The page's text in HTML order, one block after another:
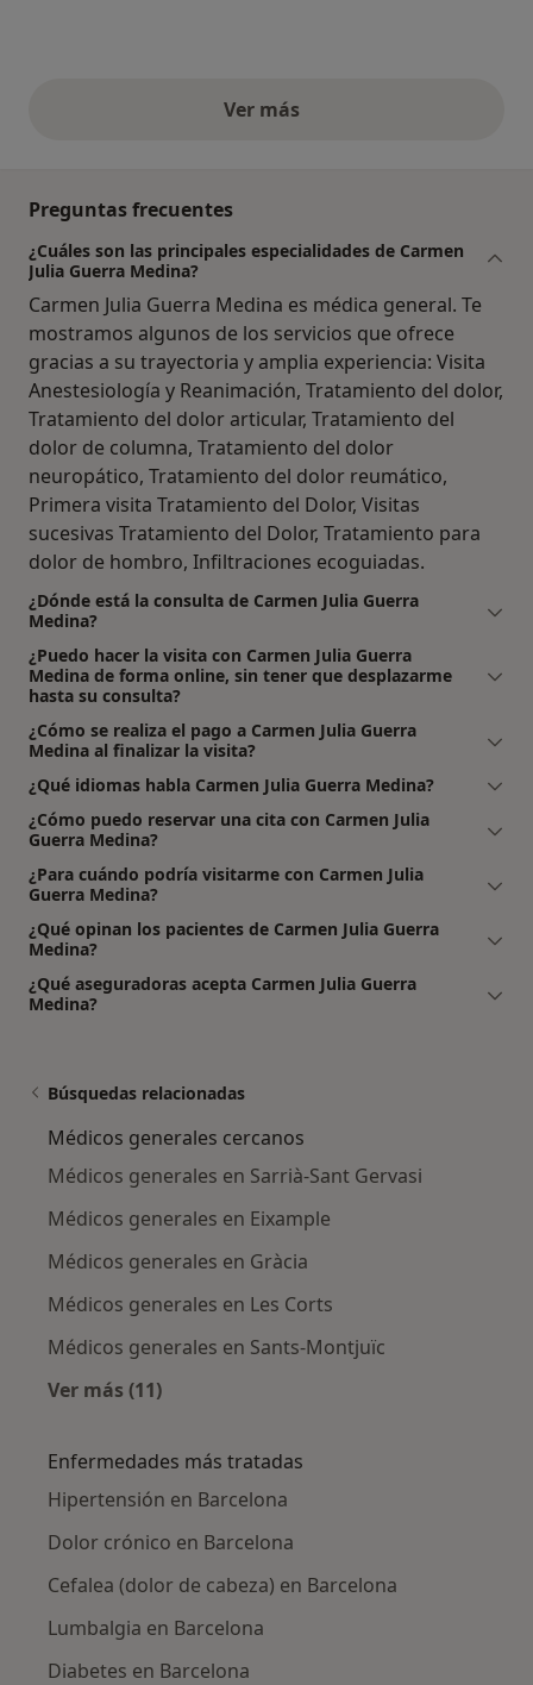
Ver másopiniones anteriores
Preguntas frecuentes
¿Cuáles son las principales especialidades de Carmen
Julia Guerra Medina?
Carmen Julia Guerra Medina es médica general. Te
mostramos algunos de los servicios que ofrece
gracias a su trayectoria y amplia experiencia: Visita
Anestesiología y Reanimación, Tratamiento del dolor,
Tratamiento del dolor articular, Tratamiento del
dolor de columna, Tratamiento del dolor
neuropático, Tratamiento del dolor reumático,
Primera visita Tratamiento del Dolor, Visitas
sucesivas Tratamiento del Dolor, Tratamiento para
dolor de hombro, Infiltraciones ecoguiadas.
¿Dónde está la consulta de Carmen Julia Guerra
Medina?
¿Puedo hacer la visita con Carmen Julia Guerra
Medina de forma online, sin tener que desplazarme
hasta su consulta?
¿Cómo se realiza el pago a Carmen Julia Guerra
Medina al finalizar la visita?
¿Qué idiomas habla Carmen Julia Guerra Medina?
¿Cómo puedo reservar una cita con Carmen Julia
Guerra Medina?
¿Para cuándo podría visitarme con Carmen Julia
Guerra Medina?
¿Qué opinan los pacientes de Carmen Julia Guerra
Medina?
¿Qué aseguradoras acepta Carmen Julia Guerra
Medina?
Búsquedas relacionadas
Médicos generales cercanos
Médicos generales en Sarrià-Sant Gervasi
Médicos generales en Eixample
Médicos generales en Gràcia
Médicos generales en Les Corts
Médicos generales en Sants-Montjuïc
Ver más (11)
Enfermedades más tratadas
Hipertensión en Barcelona
Dolor crónico en Barcelona
Cefalea (dolor de cabeza) en Barcelona
Lumbalgia en Barcelona
Diabetes en Barcelona